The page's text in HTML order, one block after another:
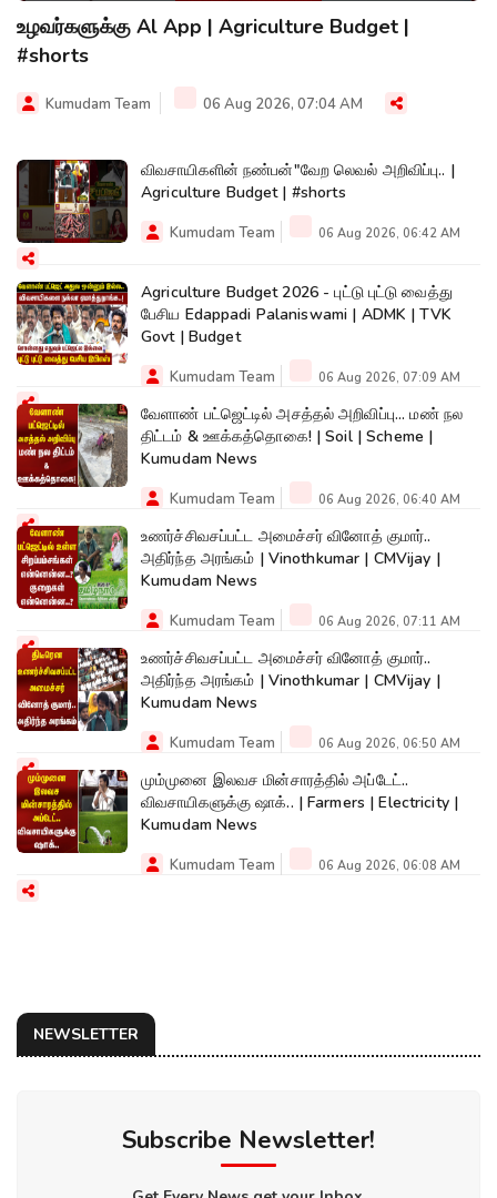
உழவர்களுக்கு Al App | Agriculture Budget |
#shorts
Kumudam Team 06 Aug 2026, 07:04 AM
விவசாயிகளின் நண்பன்"வேற லெவல் அறிவிப்பு.. |
Agriculture Budget | #shorts
Kumudam Team 06 Aug 2026, 06:42 AM
Agriculture Budget 2026 - புட்டு புட்டு வைத்து
பேசிய Edappadi Palaniswami | ADMK | TVK
Govt | Budget
Kumudam Team 06 Aug 2026, 07:09 AM
வேளாண் பட்ஜெட்டில் அசத்தல் அறிவிப்பு... மண் நல
திட்டம் & ஊக்கத்தொகை! | Soil | Scheme |
Kumudam News
Kumudam Team 06 Aug 2026, 06:40 AM
உணர்ச்சிவசப்பட்ட அமைச்சர் வினோத் குமார்..
அதிர்ந்த அரங்கம் | Vinothkumar | CMVijay |
Kumudam News
Kumudam Team 06 Aug 2026, 07:11 AM
உணர்ச்சிவசப்பட்ட அமைச்சர் வினோத் குமார்..
அதிர்ந்த அரங்கம் | Vinothkumar | CMVijay |
Kumudam News
Kumudam Team 06 Aug 2026, 06:50 AM
மும்முனை இலவச மின்சாரத்தில் அப்டேட்..
விவசாயிகளுக்கு ஷாக்.. | Farmers | Electricity |
Kumudam News
Kumudam Team 06 Aug 2026, 06:08 AM
NEWSLETTER
Subscribe Newsletter!